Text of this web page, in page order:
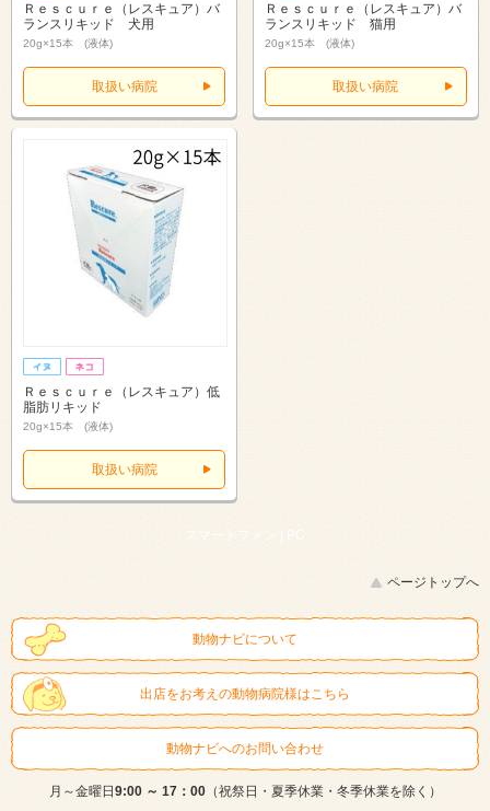
Ｒｅｓｃｕｒｅ（レスキュア）バ
ランスリキッド 犬用
20g×15本 (液体)
取扱い病院
Ｒｅｓｃｕｒｅ（レスキュア）バ
ランスリキッド 猫用
20g×15本 (液体)
取扱い病院
Ｒｅｓｃｕｒｅ（レスキュア）低
脂肪リキッド
20g×15本 (液体)
取扱い病院
スマートフォン | PC
ページトップへ
動物ナビについて
出店をお考えの動物病院様はこちら
動物ナビへのお問い合わせ
月～金曜日9:00 ～ 17：00（祝祭日・夏季休業・冬季休業を除く）